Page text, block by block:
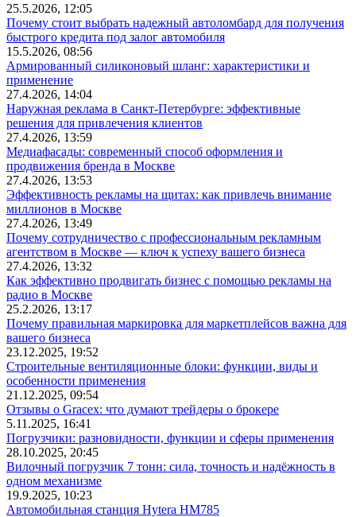
25.5.2026, 12:05
Почему стоит выбрать надежный автоломбард для получения
быстрого кредита под залог автомобиля
15.5.2026, 08:56
Армированный силиконовый шланг: характеристики и
применение
27.4.2026, 14:04
Наружная реклама в Санкт-Петербурге: эффективные
решения для привлечения клиентов
27.4.2026, 13:59
Медиафасады: современный способ оформления и
продвижения бренда в Москве
27.4.2026, 13:53
Эффективность рекламы на щитах: как привлечь внимание
миллионов в Москве
27.4.2026, 13:49
Почему сотрудничество с профессиональным рекламным
агентством в Москве — ключ к успеху вашего бизнеса
27.4.2026, 13:32
Как эффективно продвигать бизнес с помощью рекламы на
радио в Москве
25.2.2026, 13:17
Почему правильная маркировка для маркетплейсов важна для
вашего бизнеса
23.12.2025, 19:52
Строительные вентиляционные блоки: функции, виды и
особенности применения
21.12.2025, 09:54
Отзывы о Gracex: что думают трейдеры о брокере
5.11.2025, 16:41
Погрузчики: разновидности, функции и сферы применения
28.10.2025, 20:45
Вилочный погрузчик 7 тонн: сила, точность и надёжность в
одном механизме
19.9.2025, 10:23
Автомобильная станция Hytera HM785